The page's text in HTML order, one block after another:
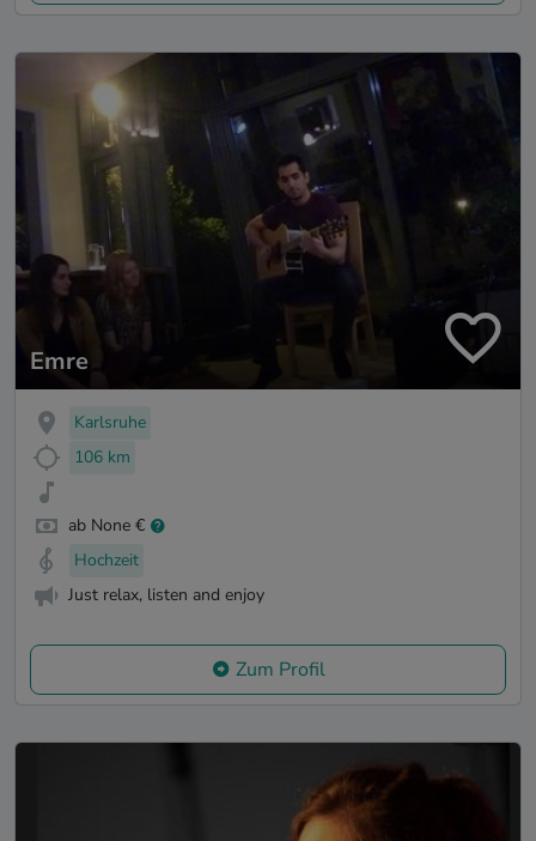
Emre
Karlsruhe
106 km
ab None €
Hochzeit
Just relax, listen and enjoy
Zum Profil